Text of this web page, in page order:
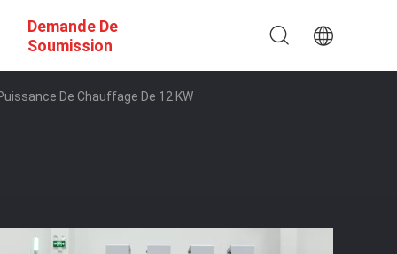
Demande De
Soumission
De Chauffage De 12 KW